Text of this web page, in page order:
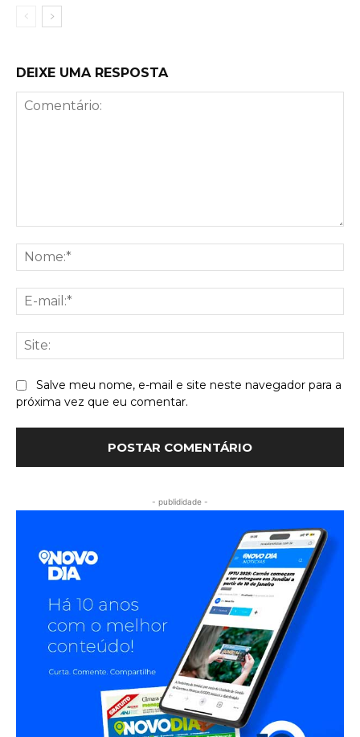
DEIXE UMA RESPOSTA
Salve meu nome, e-mail e site neste navegador para a
próxima vez que eu comentar.
- publididade -